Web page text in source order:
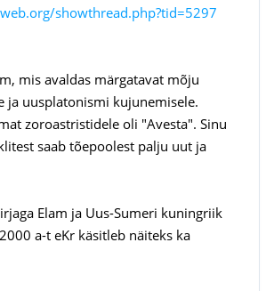
showthread.php?tid=5297
mis avaldas märgatavat mõju
ja uusplatonismi kujunemisele.
zoroastristidele oli "Avesta". Sinu
saab tõepoolest palju uut ja
Elam ja Uus-Sumeri kuningriik
a-t eKr käsitleb näiteks ka